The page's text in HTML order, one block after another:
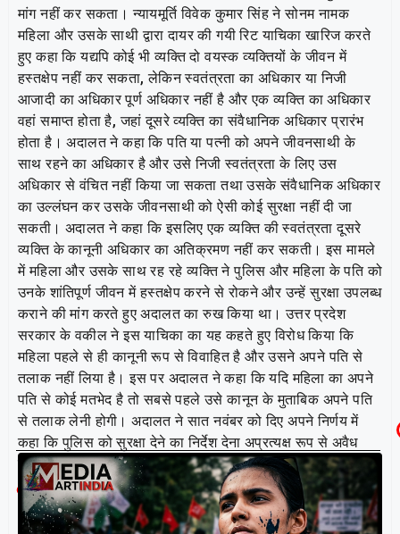
मांग नहीं कर सकता। न्यायमूर्ति विवेक कुमार सिंह ने सोनम नामक
महिला और उसके साथी द्वारा दायर की गयी रिट याचिका खारिज करते
हुए कहा कि यद्यपि कोई भी व्यक्ति दो वयस्क व्यक्तियों के जीवन में
हस्तक्षेप नहीं कर सकता, लेकिन स्वतंत्रता का अधिकार या निजी
आजादी का अधिकार पूर्ण अधिकार नहीं है और एक व्यक्ति का अधिकार
वहां समाप्त होता है, जहां दूसरे व्यक्ति का संवैधानिक अधिकार प्रारंभ
होता है। अदालत ने कहा कि पति या पत्नी को अपने जीवनसाथी के
साथ रहने का अधिकार है और उसे निजी स्वतंत्रता के लिए उस
अधिकार से वंचित नहीं किया जा सकता तथा उसके संवैधानिक अधिकार
का उल्लंघन कर उसके जीवनसाथी को ऐसी कोई सुरक्षा नहीं दी जा
सकती। अदालत ने कहा कि इसलिए एक व्यक्ति की स्वतंत्रता दूसरे
व्यक्ति के कानूनी अधिकार का अतिक्रमण नहीं कर सकती। इस मामले
में महिला और उसके साथ रह रहे व्यक्ति ने पुलिस और महिला के पति को
उनके शांतिपूर्ण जीवन में हस्तक्षेप करने से रोकने और उन्हें सुरक्षा उपलब्ध
कराने की मांग करते हुए अदालत का रुख किया था। उत्तर प्रदेश
सरकार के वकील ने इस याचिका का यह कहते हुए विरोध किया कि
महिला पहले से ही कानूनी रूप से विवाहित है और उसने अपने पति से
तलाक नहीं लिया है। इस पर अदालत ने कहा कि यदि महिला का अपने
पति से कोई मतभेद है तो सबसे पहले उसे कानून के मुताबिक अपने पति
से तलाक लेनी होगी। अदालत ने सात नवंबर को दिए अपने निर्णय में
कहा कि पुलिस को सुरक्षा देने का निर्देश देना अप्रत्यक्ष रूप से अवैध
संबंधों को सहमति देना हो सकता है।
Related Post